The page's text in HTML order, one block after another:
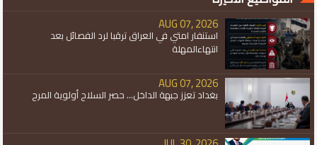
AUG 07, 2026
استنفار امتي في العراق ترقبا لرد الفصائل بعد
انتهاءالمهلة
AUG 07, 2026
بغداد تعزز جبهة الداخل... حصر السلاح أولوية المرح